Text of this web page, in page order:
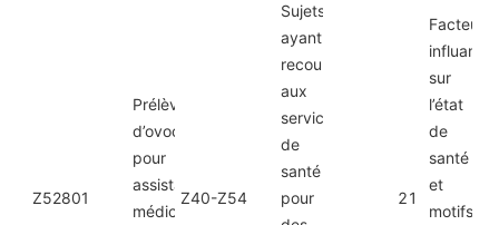
Z52801
Prélèvement
d’ovocytes
pour
assistance
médicale
Z40-Z54
Sujets
ayant
recours
aux
services
de
santé
pour
21
Facteurs
influant
sur
l’état
de
santé
et
motifs